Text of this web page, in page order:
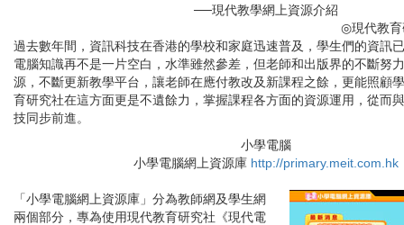
──現代教學網上資源介紹
◎現代教
過去數年間，資訊科技在香港的學校和家庭迅速普及，學生們的資訊
電腦知識再不是一片空白，水準雖然參差，但老師和出版界的不斷努
源，不斷更新教學平台，讓老師在應付教改及新課程之餘，更能照顧
育研究社在這方面更是不遺餘力，掌握課程各方面的資源運用，從而
技同步前進。
小學電腦
小學電腦網上資源庫 http://primary.meit.com.hk
「小學電腦網上資源庫」分為教師網及學生網
兩個部分，專為使用現代教育研究社《現代電